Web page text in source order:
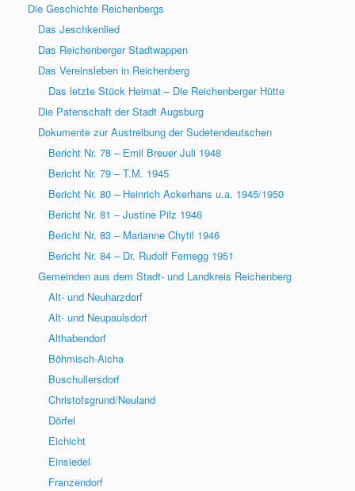
Die Geschichte Reichenbergs
Das Jeschkenlied
Das Reichenberger Stadtwappen
Das Vereinsleben in Reichenberg
Das letzte Stück Heimat – Die Reichenberger Hütte
Die Patenschaft der Stadt Augsburg
Dokumente zur Austreibung der Sudetendeutschen
Bericht Nr. 78 – Emil Breuer Juli 1948
Bericht Nr. 79 – T.M. 1945
Bericht Nr. 80 – Heinrich Ackerhans u.a. 1945/1950
Bericht Nr. 81 – Justine Pilz 1946
Bericht Nr. 83 – Marianne Chytil 1946
Bericht Nr. 84 – Dr. Rudolf Fernegg 1951
Gemeinden aus dem Stadt- und Landkreis Reichenberg
Alt- und Neuharzdorf
Alt- und Neupaulsdorf
Althabendorf
Böhmisch-Aicha
Buschullersdorf
Christofsgrund/Neuland
Dörfel
Eichicht
Einsiedel
Franzendorf